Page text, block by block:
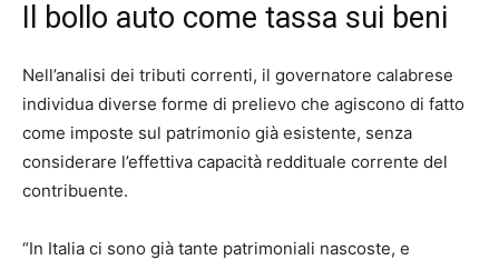
Il bollo auto come tassa sui beni
Nell’analisi dei tributi correnti, il governatore calabrese
individua diverse forme di prelievo che agiscono di fatto
come imposte sul patrimonio già esistente, senza
considerare l’effettiva capacità reddituale corrente del
contribuente.
“In Italia ci sono già tante patrimoniali nascoste, e